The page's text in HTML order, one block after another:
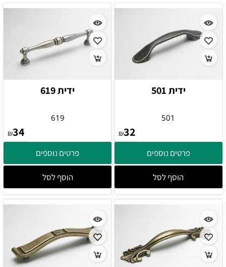
ידית 501
501
₪32
פרטים נוספים
הוסף לסל
ידית 619
619
₪34
פרטים נוספים
הוסף לסל